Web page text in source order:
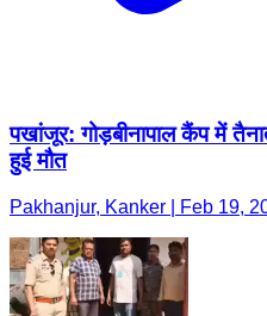
पखांजूर: गोड़बीनापाल कैंप में
हुई मौत
Pakhanjur, Kanker | Feb 19,